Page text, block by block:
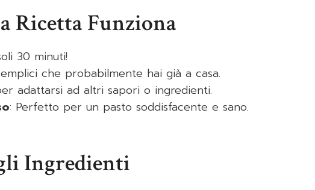
Ricetta Funziona
30 minuti!
che probabilmente hai già a casa.
adattarsi ad altri sapori o ingredienti.
: Perfetto per un pasto soddisfacente e sano.
Ingredienti